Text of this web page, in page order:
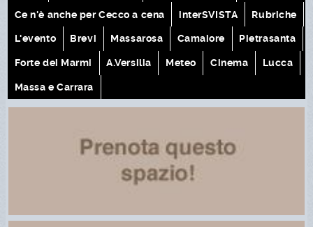
Ce n'è anche per Cecco a cena interSVISTA Rubriche
L'evento Brevi Massarosa Camaiore Pietrasanta
Forte dei Marmi A.Versilia Meteo Cinema Lucca
Massa e Carrara